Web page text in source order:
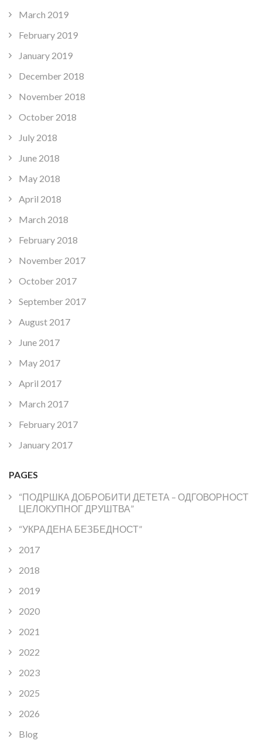
March 2019
February 2019
January 2019
December 2018
November 2018
October 2018
July 2018
June 2018
May 2018
April 2018
March 2018
February 2018
November 2017
October 2017
September 2017
August 2017
June 2017
May 2017
April 2017
March 2017
February 2017
January 2017
PAGES
“ПОДРШКА ДОБРОБИТИ ДЕТЕТА – ОДГОВОРНОСТ
ЦЕЛОКУПНОГ ДРУШТВА”
“УКРАДЕНА БЕЗБЕДНОСТ”
2017
2018
2019
2020
2021
2022
2023
2025
2026
Blog